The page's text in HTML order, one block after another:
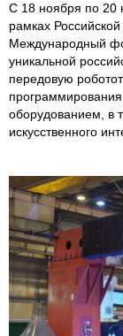
С 18 ноября по 20
рамках
Международный
уникальной
передовую
оборудованием, в
искусственного